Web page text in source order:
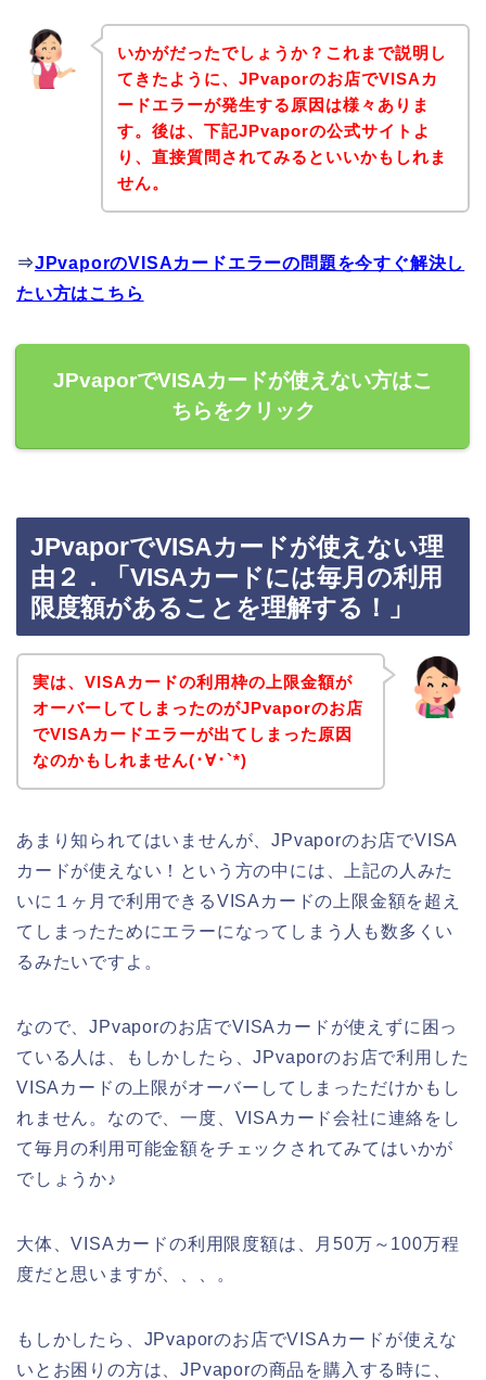
いかがだったでしょうか？これまで説明し
てきたように、JPvaporのお店でVISAカ
ードエラーが発生する原因は様々ありま
す。後は、下記JPvaporの公式サイトよ
り、直接質問されてみるといいかもしれま
せん。
⇒JPvaporのVISAカードエラーの問題を今すぐ解決し
たい方はこちら
JPvaporでVISAカードが使えない方はこ
ちらをクリック
JPvaporでVISAカードが使えない理
由２．「VISAカードには毎月の利用
限度額があることを理解する！」
実は、VISAカードの利用枠の上限金額が
オーバーしてしまったのがJPvaporのお店
でVISAカードエラーが出てしまった原因
なのかもしれません(･∀･`*)
あまり知られてはいませんが、JPvaporのお店でVISA
カードが使えない！という方の中には、上記の人みた
いに１ヶ月で利用できるVISAカードの上限金額を超え
てしまったためにエラーになってしまう人も数多くい
るみたいですよ。
なので、JPvaporのお店でVISAカードが使えずに困っ
ている人は、もしかしたら、JPvaporのお店で利用した
VISAカードの上限がオーバーしてしまっただけかもし
れません。なので、一度、VISAカード会社に連絡をし
て毎月の利用可能金額をチェックされてみてはいかが
でしょうか♪
大体、VISAカードの利用限度額は、月50万～100万程
度だと思いますが、、、。
もしかしたら、JPvaporのお店でVISAカードが使えな
いとお困りの方は、JPvaporの商品を購入する時に、